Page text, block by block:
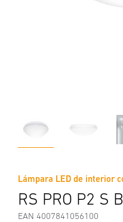
Lámpara LED de interior
RS PRO P2 S
EAN 4007841056100